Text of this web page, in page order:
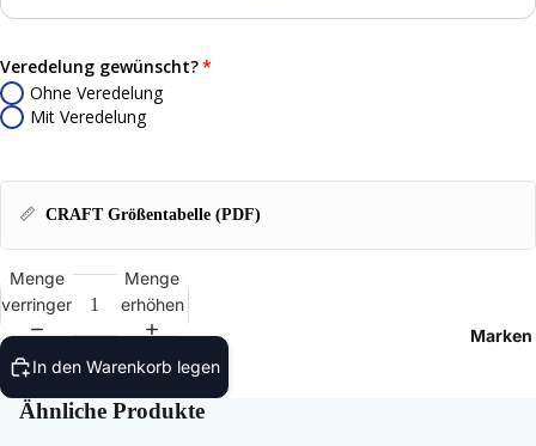
Marken
Veredelung gewünscht?
Ohne Veredelung
Mit Veredelung
📏 CRAFT Größentabelle (PDF)
Menge
verringern
Menge
erhöhen
In den Warenkorb legen
Ähnliche Produkte